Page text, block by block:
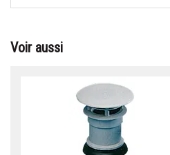
Voir aussi